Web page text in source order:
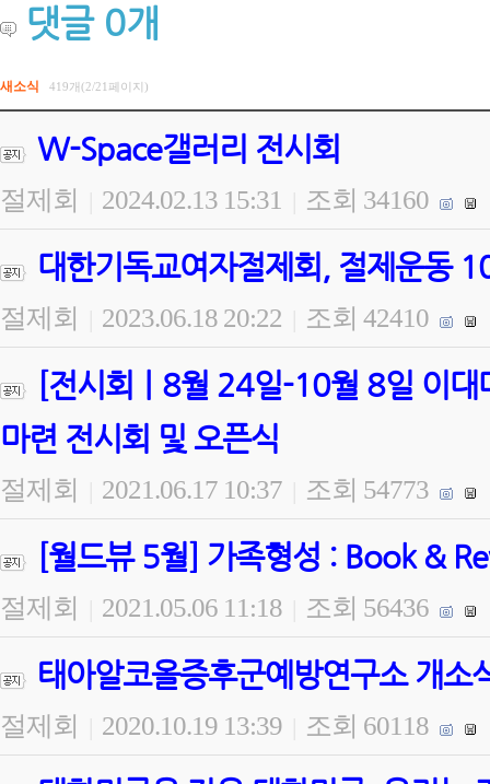
댓글 0개
새소식 419개(2/21페이지)
W-Space갤러리 전시회
절제회 2024.02.13 15:31 조회 34160
대한기독교여자절제회, 절제운동
절제회 2023.06.18 20:22 조회 42410
[전시회ㅣ8월 24일-10월 8일 이
마련 전시회 및 오픈식
절제회 2021.06.17 10:37 조회 54773
[월드뷰 5월] 가족형성 : Book &
절제회 2021.05.06 11:18 조회 56436
태아알코올증후군예방연구소 개소
절제회 2020.10.19 13:39 조회 60118